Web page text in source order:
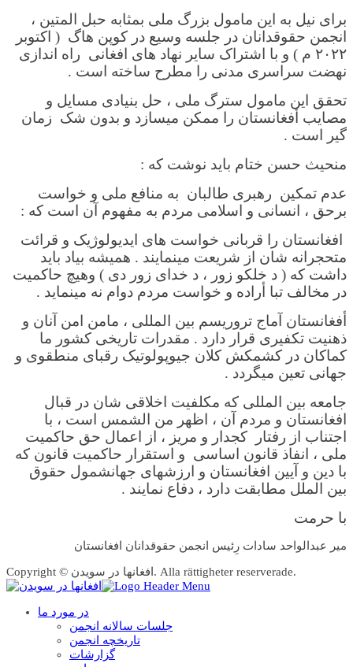
برای نیل به این مامول بزرگ ملی بمثابه حبل المتین ،
انجمن حقوقدانان در جلسه وسیع در کوپن هاگ ( اکتوبر
۲۰۲۲ م ) و با اشتراک سایر نهاد های افغانی راه اندازی
نهضت سراسری مدنی را مطرح ساخته است .
تحقق این مامول سترگ ملی ، حل بنیادی مسایل و
مصایب أفغانستان را ممکن میسازد و بدون شک زمان
گیر است .
منحیث حسن ختام باید نوشت که :
عدم تمکین رهبری طالبان به منافع ملی و خواست
برحق ، انسانی و اسلامی مردم به مفهوم آن است که :
افغانستان را قربانی خواست های ایدیولوژیک و قرائت
متحجرانه شان از شریعت مینمایند . همیشه بیاد باید
داشت که ( د خلکو زور ، د خدای زور دی ) وهیچ حاکمیت
در مخالف تبا أراده و خواست مردم دوام نه مینماید .
أفغانستان آماج تروریسم بین المللی ، مامن امن آنان و
ذهنیت تکفیری قرار دارد . مقدرات تاریخی کشور ما
کماکان در کشمکش کلان جیوپولوتیک رقبای منطقوی و
جهانی تعین میگردد .
جامعه بین المللی که مکلفیت اخلاقی شان در قبال
افغانستان و مردم آن ، اظهر من الشمس است ، با
اجتناب از رفتار کجدار و مریز ، از اعمال حق حاکمیت
ملی ، انفاذ قانون اساسی و استقرار حاکمیت قانون که
با دین و آیین افغانستان و ارزشهای جهانشمول حقوق
بین الملل مطابقت دارد ، دفاع نمایند .
با حرمت
میر عبدالواحد سادات رِئیس انجمن حقوقدانان افغانستان
Copyright © افغانها در سویدن. Alla rättigheter reserverade.
در مورد ما
جلسات سالانه انجمن
تاریخچه انجمن
گزارشات